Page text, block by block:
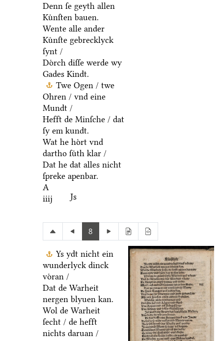
Denn ſe geyth allen
Kuͤnſten bauen.
Wente alle ander
Kuͤnſte gebrecklyck
ſynt /
Doͤrch diſſe werde wy
Gades Kindt.
Twe Ogen / twe
Ohren / vnd eine
Mundt /
Hefft de Minſche / dat
ſy em kundt.
Wat he hoͤrt vnd
dartho ſuͤth klar /
Dat he dat alles nicht
ſpreke apenbar.
A
iiij
Js
8
Ys ydt nicht ein
wunderlyck dinck
voͤran /
Dat de Warheit
nergen blyuen kan.
Wol de Warheit
ſecht / de hefft
nichts daruan /